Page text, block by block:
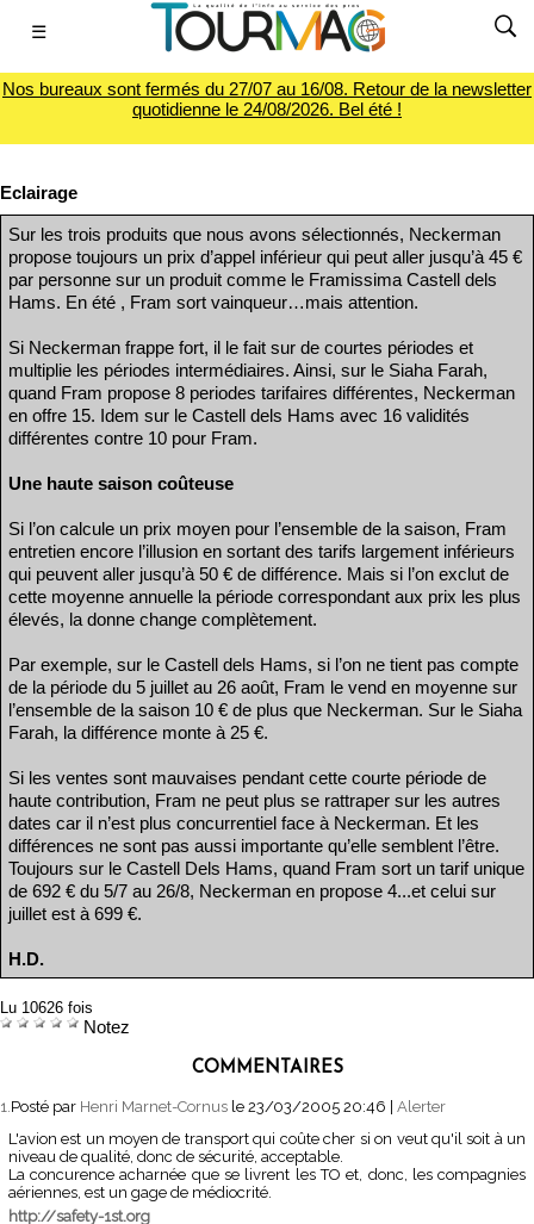
☰
Nos bureaux sont fermés du 27/07 au 16/08. Retour de la newsletter
quotidienne le 24/08/2026. Bel été !
Eclairage
Sur les trois produits que nous avons sélectionnés, Neckerman
propose toujours un prix d’appel inférieur qui peut aller jusqu’à 45 €
par personne sur un produit comme le Framissima Castell dels
Hams. En été , Fram sort vainqueur…mais attention.
Si Neckerman frappe fort, il le fait sur de courtes périodes et
multiplie les périodes intermédiaires. Ainsi, sur le Siaha Farah,
quand Fram propose 8 periodes tarifaires différentes, Neckerman
en offre 15. Idem sur le Castell dels Hams avec 16 validités
différentes contre 10 pour Fram.
Une haute saison coûteuse
Si l’on calcule un prix moyen pour l’ensemble de la saison, Fram
entretien encore l’illusion en sortant des tarifs largement inférieurs
qui peuvent aller jusqu’à 50 € de différence. Mais si l’on exclut de
cette moyenne annuelle la période correspondant aux prix les plus
élevés, la donne change complètement.
Par exemple, sur le Castell dels Hams, si l’on ne tient pas compte
de la période du 5 juillet au 26 août, Fram le vend en moyenne sur
l’ensemble de la saison 10 € de plus que Neckerman. Sur le Siaha
Farah, la différence monte à 25 €.
Si les ventes sont mauvaises pendant cette courte période de
haute contribution, Fram ne peut plus se rattraper sur les autres
dates car il n’est plus concurrentiel face à Neckerman. Et les
différences ne sont pas aussi importante qu’elle semblent l’être.
Toujours sur le Castell Dels Hams, quand Fram sort un tarif unique
de 692 € du 5/7 au 26/8, Neckerman en propose 4...et celui sur
juillet est à 699 €.
H.D.
Lu 10626 fois
Notez
COMMENTAIRES
1.Posté par Henri Marnet-Cornus le 23/03/2005 20:46
Alerter
L'avion est un moyen de transport qui coûte cher si on veut qu'il soit à un
niveau de qualité, donc de sécurité, acceptable.
La concurence acharnée que se livrent les TO et, donc, les compagnies
aériennes, est un gage de médiocrité.
http://safety-1st.org